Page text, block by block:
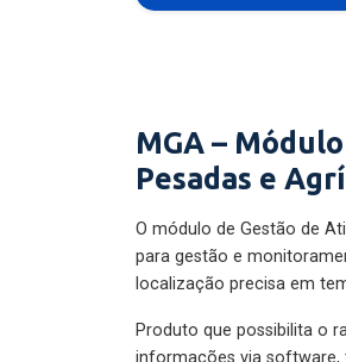
MGA –
Pesadas e
O módulo de Gestão de
para gestão e
localização precisa em
Produto que possibilita o
informações via software,